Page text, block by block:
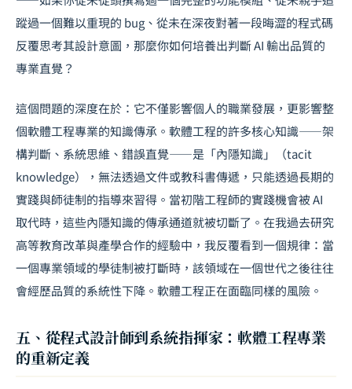
蹤過一個難以重現的 bug、從未在深夜對著一段晦澀的程式碼
反覆思考其設計意圖，那麼你如何培養出判斷 AI 輸出品質的
專業直覺？
這個問題的深度在於：它不僅影響個人的職業發展，更影響整
個軟體工程專業的知識傳承。軟體工程的許多核心知識——架
構判斷、系統思維、錯誤直覺——是「內隱知識」（tacit
knowledge），無法透過文件或教科書傳遞，只能透過長期的
實踐與師徒制的指導來習得。當初階工程師的實踐機會被 AI
取代時，這些內隱知識的傳承通道就被切斷了。在我過去研究
高等教育改革與產學合作的經驗中，我反覆看到一個規律：當
一個專業領域的學徒制被打斷時，該領域在一個世代之後往往
會經歷品質的系統性下降。軟體工程正在面臨同樣的風險。
五、從程式設計師到系統指揮家：軟體工程專業
的重新定義